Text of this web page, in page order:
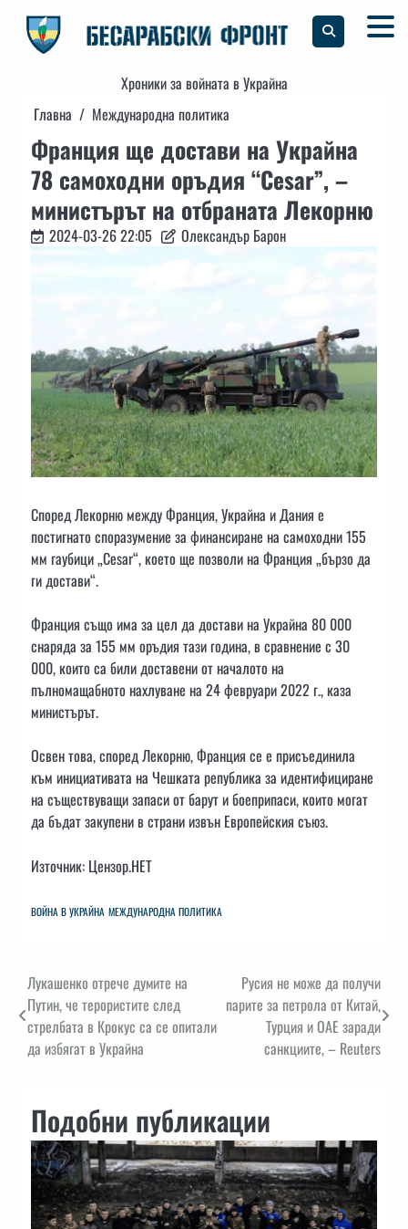
content
Хроники за войната в Украйна
Главна
Международна политика
Франция ще достави на Украйна
78 самоходни оръдия “Cesar”, –
министърът на отбраната Лекорню
2024-03-26 22:05 Олександър Барон
Според Лекорню между Франция, Украйна и Дания е
постигнато споразумение за финансиране на самоходни 155
мм гаубици „Cesar“, което ще позволи на Франция „бързо да
ги достави“.
Франция също има за цел да достави на Украйна 80 000
снаряда за 155 мм оръдия тази година, в сравнение с 30
000, които са били доставени от началото на
пълномащабното нахлуване на 24 февруари 2022 г., каза
министърът.
Освен това, според Лекорню, Франция се е присъединила
към инициативата на Чешката република за идентифициране
на съществуващи запаси от барут и боеприпаси, които могат
да бъдат закупени в страни извън Европейския съюз.
Източник: Цензор.НЕТ
ВОЙНА В УКРАЙНА МЕЖДУНАРОДНА ПОЛИТИКА
Навигация
Лукашенко отрече думите на
Путин, че терористите след
стрелбата в Крокус са се опитали
да избягат в Украйна
Русия не може да получи
парите за петрола от Китай,
Турция и ОАЕ заради
санкциите, – Reuters
Подобни публикации